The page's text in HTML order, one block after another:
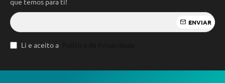
ENVIAR
Li e aceito a